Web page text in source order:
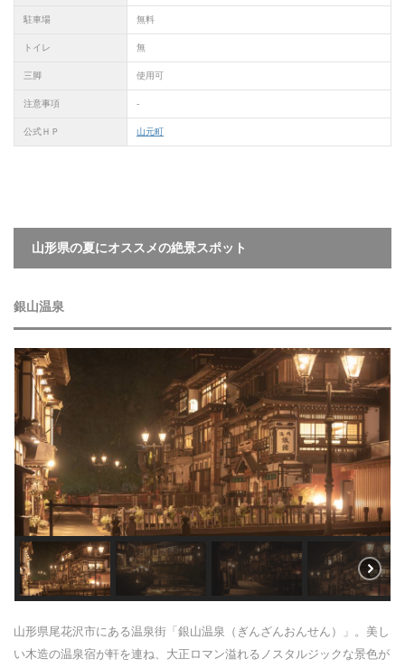
駐車場 無料
トイレ 無
三脚 使用可
注意事項 -
公式ＨＰ 山元町
山形県の夏にオススメの絶景スポット
銀山温泉
山形県尾花沢市にある温泉街「銀山温泉（ぎんざんおんせん）」。美し
い木造の温泉宿が軒を連ね、大正ロマン溢れるノスタルジックな景色が